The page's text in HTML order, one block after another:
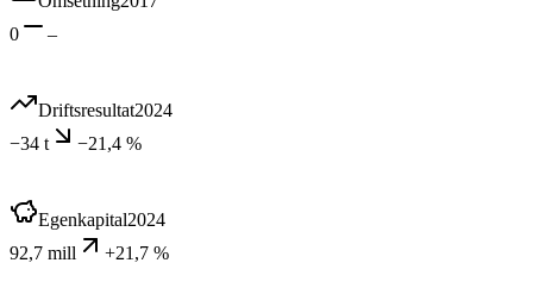
0
–
Driftsresultat2024
−34 t
−21,4 %
Egenkapital2024
92,7 mill
+21,7 %